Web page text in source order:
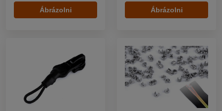
Ábrázolni Ábrázolni